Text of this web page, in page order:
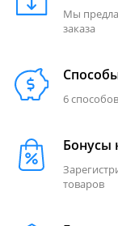
Мы
заказа
6
Бонусы
товаров